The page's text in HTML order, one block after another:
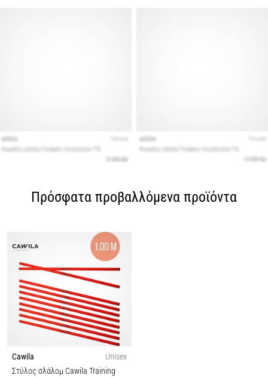
Πρόσφατα προβαλλόμενα προϊόντα
Cawila
Unisex
Στύλος σλάλομ Cawila Training